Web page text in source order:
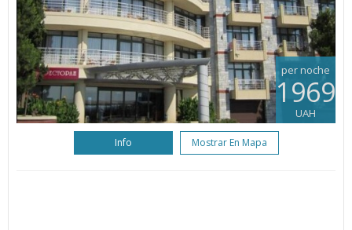
per noche
1969
UAH
Info Mostrar En Mapa